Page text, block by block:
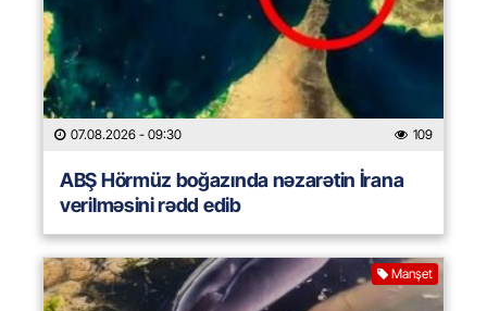
07.08.2026 - 09:30 109
ABŞ Hörmüz boğazında nəzarətin İrana
verilməsini rədd edib
Manşet